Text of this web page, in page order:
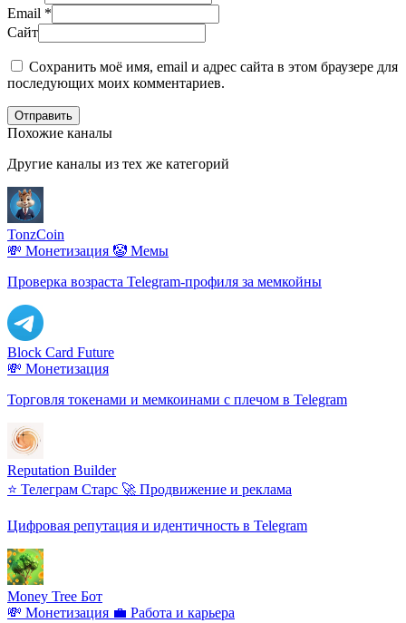
Email *
Сайт
Сохранить моё имя, email и адрес сайта в этом браузере для
последующих моих комментариев.
Отправить
Похожие каналы
Другие каналы из тех же категорий
TonzCoin
💸 Монетизация 🤡 Мемы
Проверка возраста Telegram-профиля за мемкойны
Block Card Future
💸 Монетизация
Торговля токенами и мемкоинами с плечом в Telegram
Reputation Builder
⭐ Телеграм Старс 🚀 Продвижение и реклама
Цифровая репутация и идентичность в Telegram
Money Tree Бот
💸 Монетизация 💼 Работа и карьера